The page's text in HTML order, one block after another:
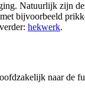
Natuurlijk zijn
bijvoorbeeld
hekwerk.
naar de